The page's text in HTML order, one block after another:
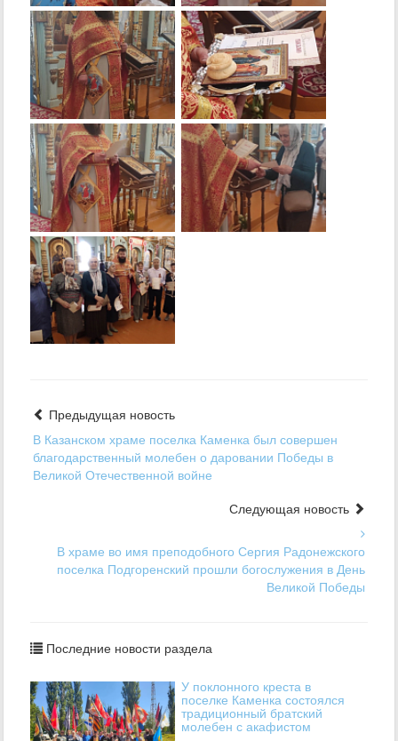
Предыдущая новость
В Казанском храме поселка Каменка был совершен
благодарственный молебен о даровании Победы в
Великой Отечественной войне
Следующая новость
В храме во имя преподобного Сергия Радонежского
поселка Подгоренский прошли богослужения в День
Великой Победы
Последние новости раздела
У поклонного креста в
поселке Каменка состоялся
традиционный братский
молебен с акафистом